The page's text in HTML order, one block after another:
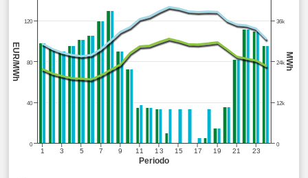
Periodo
MWh
EUR/MWh
1 15
3 5 7 9 11 13 17 19 21 23
0
12k
24k
36k
0
120
40
80